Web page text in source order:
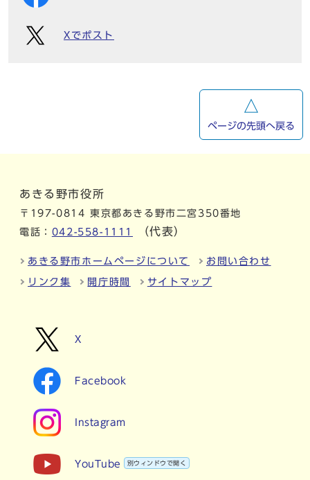
Xでポスト
ページの先頭へ戻る
あきる野市役所
〒197-0814 東京都あきる野市二宮350番地
電話： 042-558-1111 （代表）
あきる野市ホームページについて お問い合わせ
リンク集 開庁時間 サイトマップ
X
Facebook
Instagram
YouTube 別ウィンドウで開く